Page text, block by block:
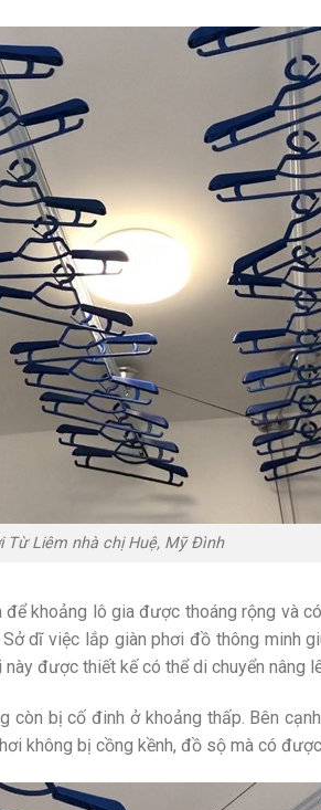
Từ Liêm nhà chị Huệ, Mỹ Đình
khoảng lô gia được thoáng rộng và
dĩ việc lắp giàn phơi đồ thông minh
được thiết kế có thể di chuyển nâng
còn bị cố đinh ở khoảng thấp. Bên
không bị cồng kềnh, đồ sộ mà có